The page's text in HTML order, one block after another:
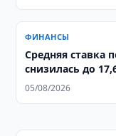
ФИНАНСЫ
Средняя ставка
снизилась до
05/08/2026